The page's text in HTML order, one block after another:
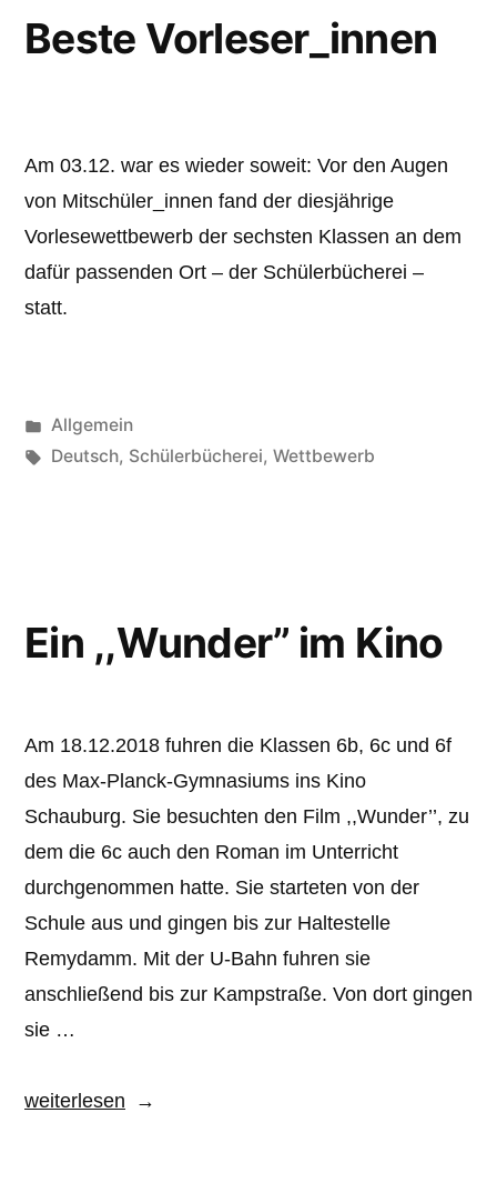
Beste Vorleser_innen
Am 03.12. war es wieder soweit: Vor den Augen
von Mitschüler_innen fand der diesjährige
Vorlesewettbewerb der sechsten Klassen an dem
dafür passenden Ort – der Schülerbücherei –
statt.
Veröffentlicht
unter
Allgemein
Schlagwörter:
Deutsch, Schülerbücherei, Wettbewerb
Ein ,,Wunder’’ im Kino
Am 18.12.2018 fuhren die Klassen 6b, 6c und 6f
des Max-Planck-Gymnasiums ins Kino
Schauburg. Sie besuchten den Film ,,Wunder’’, zu
dem die 6c auch den Roman im Unterricht
durchgenommen hatte. Sie starteten von der
Schule aus und gingen bis zur Haltestelle
Remydamm. Mit der U-Bahn fuhren sie
anschließend bis zur Kampstraße. Von dort gingen
sie …
„Ein
weiterlesen